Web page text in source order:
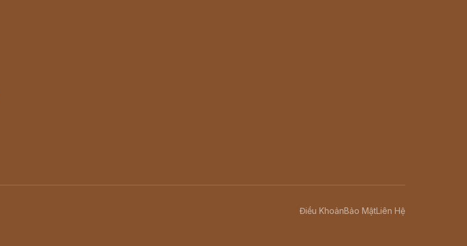
Điều KhoảnBảo MậtLiên Hệ